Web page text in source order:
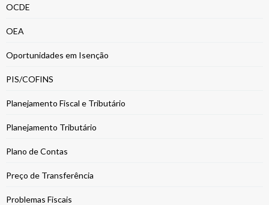
OCDE
OEA
Oportunidades em Isenção
PIS/COFINS
Planejamento Fiscal e Tributário
Planejamento Tributário
Plano de Contas
Preço de Transferência
Problemas Fiscais